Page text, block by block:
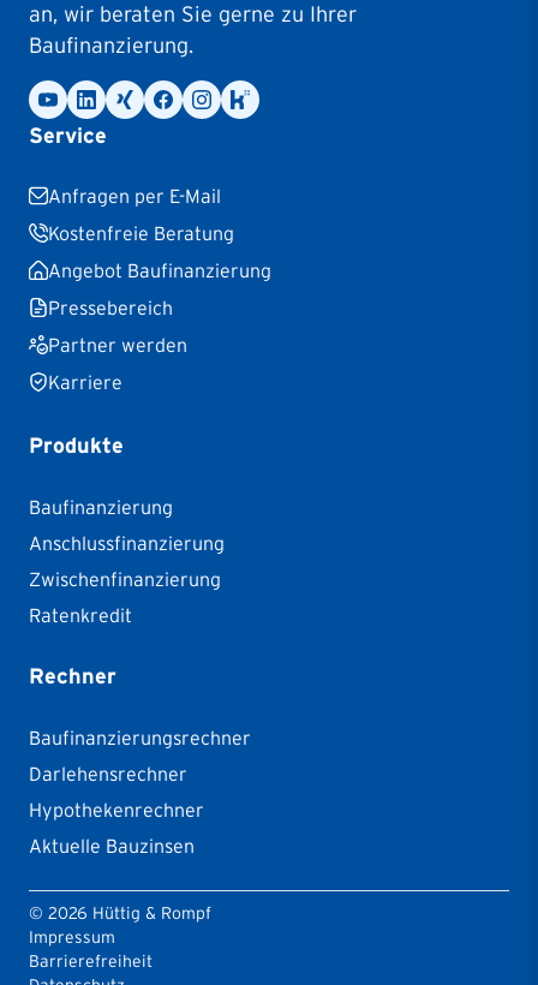
an, wir beraten Sie gerne zu Ihrer
Baufinanzierung.
Service
Anfragen per E-Mail
Kostenfreie Beratung
Angebot Baufinanzierung
Pressebereich
Partner werden
Karriere
Produkte
Baufinanzierung
Anschlussfinanzierung
Zwischenfinanzierung
Ratenkredit
Rechner
Baufinanzierungsrechner
Darlehensrechner
Hypothekenrechner
Aktuelle Bauzinsen
© 2026 Hüttig & Rompf
Impressum
Barrierefreiheit